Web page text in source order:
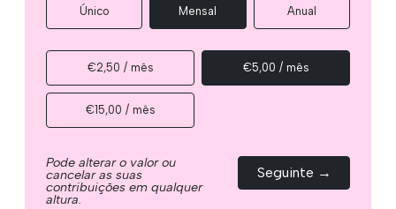
Único Mensal Anual
€2,50 / mês €5,00 / mês
€15,00 / mês
Pode alterar o valor ou
cancelar as suas
contribuições em qualquer
altura.
Seguinte →